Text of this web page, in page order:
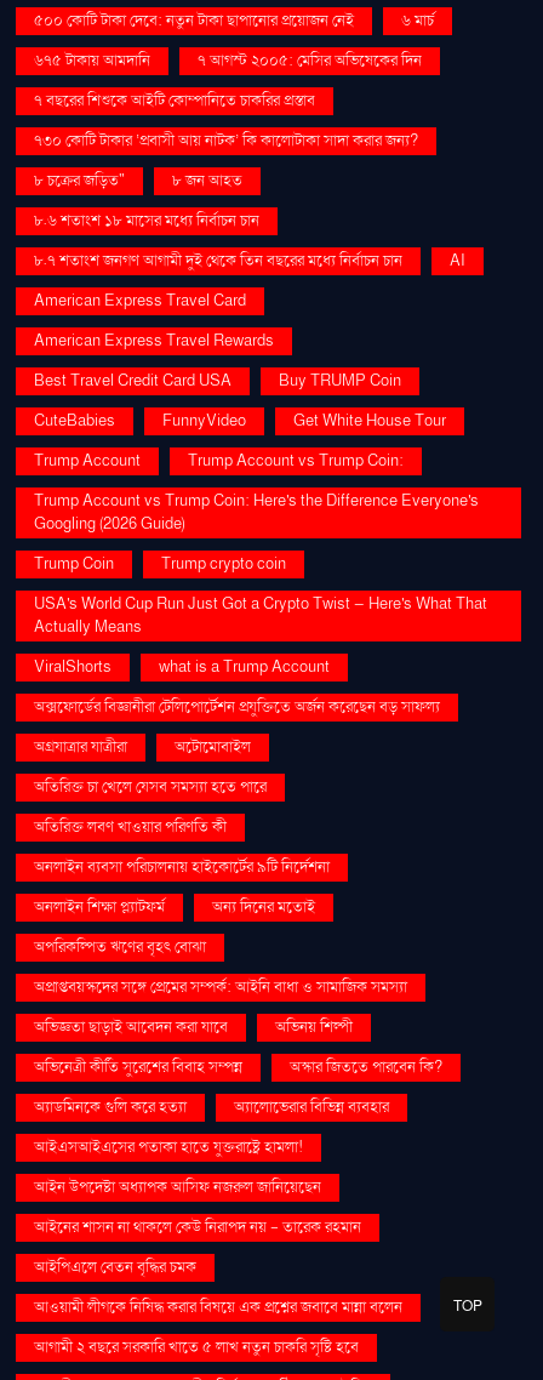
৫০০ কোটি টাকা দেবে: নতুন টাকা ছাপানোর প্রয়োজন নেই
৬ মার্চ
৬৭৫ টাকায় আমদানি
৭ আগস্ট ২০০৫: মেসির অভিষেকের দিন
৭ বছরের শিশুকে আইটি কোম্পানিতে চাকরির প্রস্তাব
৭৩০ কোটি টাকার ‘প্রবাসী আয় নাটক’ কি কালোটাকা সাদা করার জন্য?
৮ চক্রের জড়িত"
৮ জন আহত
৮.৬ শতাংশ ১৮ মাসের মধ্যে নির্বাচন চান
৮.৭ শতাংশ জনগণ আগামী দুই থেকে তিন বছরের মধ্যে নির্বাচন চান
AI
American Express Travel Card
American Express Travel Rewards
Best Travel Credit Card USA
Buy TRUMP Coin
CuteBabies
FunnyVideo
Get White House Tour
Trump Account
Trump Account vs Trump Coin:
Trump Account vs Trump Coin: Here's the Difference Everyone's
Googling (2026 Guide)
Trump Coin
Trump crypto coin
USA's World Cup Run Just Got a Crypto Twist — Here's What That
Actually Means
ViralShorts
what is a Trump Account
অক্সফোর্ডের বিজ্ঞানীরা টেলিপোর্টেশন প্রযুক্তিতে অর্জন করেছেন বড় সাফল্য
অগ্রযাত্রার যাত্রীরা
অটোমোবাইল
অতিরিক্ত চা খেলে যেসব সমস্যা হতে পারে
অতিরিক্ত লবণ খাওয়ার পরিণতি কী
অনলাইন ব্যবসা পরিচালনায় হাইকোর্টের ৯টি নির্দেশনা
অনলাইন শিক্ষা প্ল্যাটফর্ম
অন্য দিনের মতোই
অপরিকল্পিত ঋণের বৃহৎ বোঝা
অপ্রাপ্তবয়স্কদের সঙ্গে প্রেমের সম্পর্ক: আইনি বাধা ও সামাজিক সমস্যা
অভিজ্ঞতা ছাড়াই আবেদন করা যাবে
অভিনয় শিল্পী
অভিনেত্রী কীর্তি সুরেশের বিবাহ সম্পন্ন
অস্কার জিততে পারবেন কি?
অ্যাডমিনকে গুলি করে হত্যা
অ্যালোভেরার বিভিন্ন ব্যবহার
আইএসআইএসের পতাকা হাতে যুক্তরাষ্ট্রে হামলা!
আইন উপদেষ্টা অধ্যাপক আসিফ নজরুল জানিয়েছেন
আইনের শাসন না থাকলে কেউ নিরাপদ নয় - তারেক রহমান
আইপিএলে বেতন বৃদ্ধির চমক
আওয়ামী লীগকে নিষিদ্ধ করার বিষয়ে এক প্রশ্নের জবাবে মান্না বলেন
আগামী ২ বছরে সরকারি খাতে ৫ লাখ নতুন চাকরি সৃষ্টি হবে
TOP